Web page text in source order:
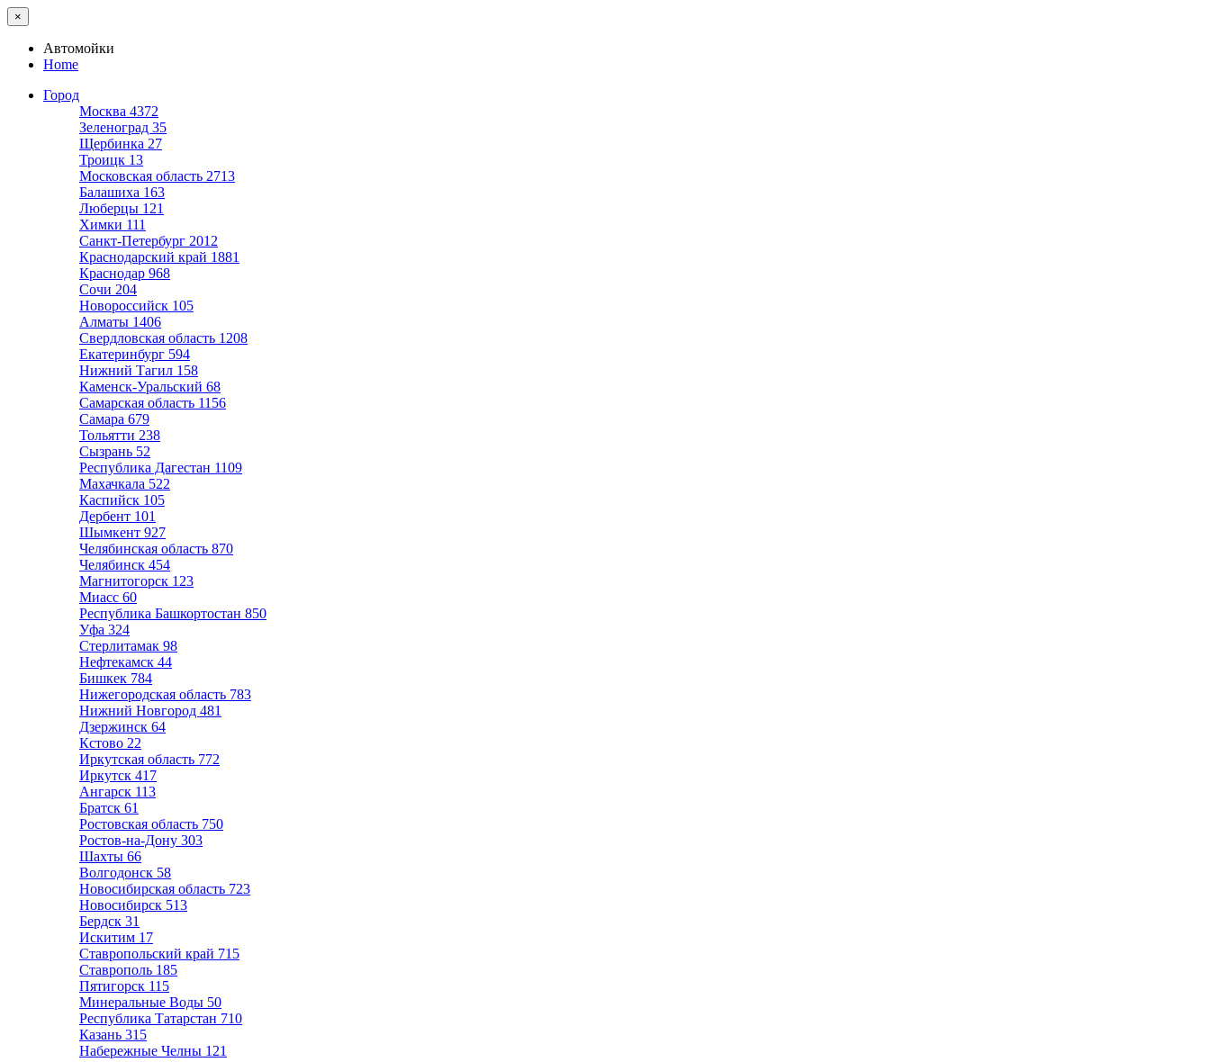
×
Автомойки
Home
Город
Москва 4372
Зеленоград 35
Щербинка 27
Троицк 13
Московская область 2713
Балашиха 163
Люберцы 121
Химки 111
Санкт-Петербург 2012
Краснодарский край 1881
Краснодар 968
Сочи 204
Новороссийск 105
Алматы 1406
Свердловская область 1208
Екатеринбург 594
Нижний Тагил 158
Каменск-Уральский 68
Самарская область 1156
Самара 679
Тольятти 238
Сызрань 52
Республика Дагестан 1109
Махачкала 522
Каспийск 105
Дербент 101
Шымкент 927
Челябинская область 870
Челябинск 454
Магнитогорск 123
Миасс 60
Республика Башкортостан 850
Уфа 324
Стерлитамак 98
Нефтекамск 44
Бишкек 784
Нижегородская область 783
Нижний Новгород 481
Дзержинск 64
Кстово 22
Иркутская область 772
Иркутск 417
Ангарск 113
Братск 61
Ростовская область 750
Ростов-на-Дону 303
Шахты 66
Волгодонск 58
Новосибирская область 723
Новосибирск 513
Бердск 31
Искитим 17
Ставропольский край 715
Ставрополь 185
Пятигорск 115
Минеральные Воды 50
Республика Татарстан 710
Казань 315
Набережные Челны 121